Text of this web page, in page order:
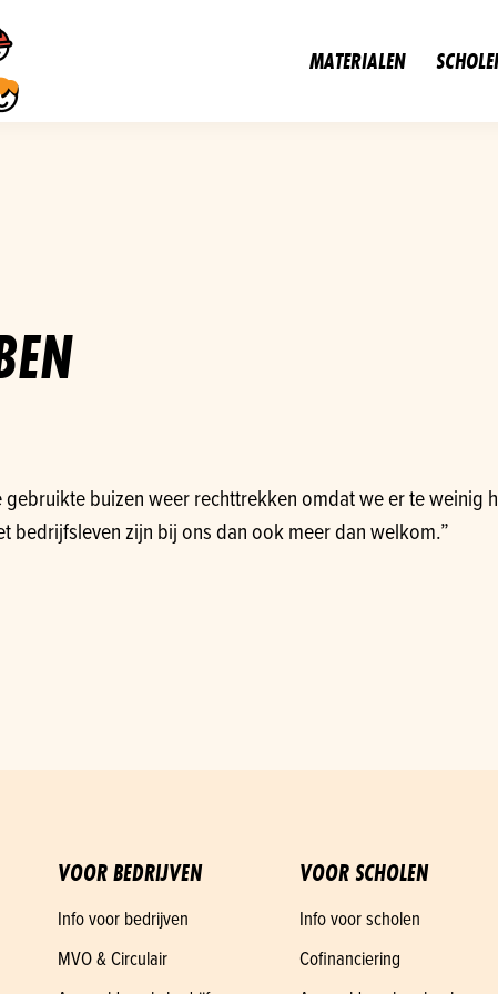
MATERIALEN
gebruikte buizen weer rechttrekken omdat we er te
bedrijfsleven zijn bij ons dan ook meer dan welkom.”
VOOR BEDRIJVEN
Info voor bedrijven
MVO & Circulair
VOOR SCHOLEN
Info voor scholen
Cofinanciering